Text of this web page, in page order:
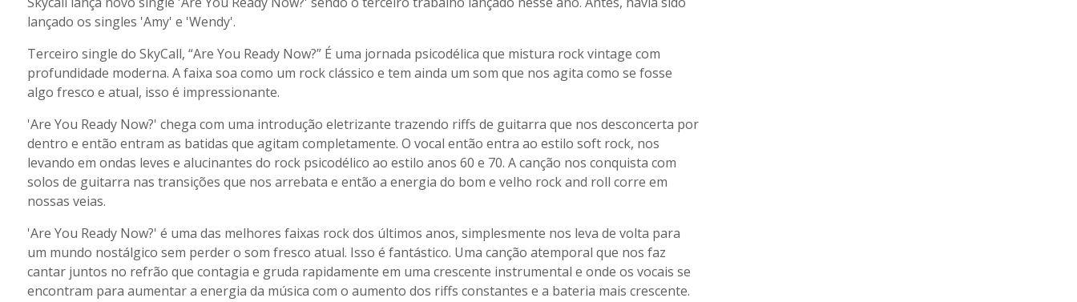
lançado os singles 'Amy' e 'Wendy'.
Terceiro single do SkyCall, “Are You Ready Now?” É uma jornada psicodélica que mistura rock vintage com
profundidade moderna. A faixa soa como um rock clássico e tem ainda um som que nos agita como se fosse
algo fresco e atual, isso é impressionante.
'Are You Ready Now?' chega com uma introdução eletrizante trazendo riffs de guitarra que nos desconcerta por
dentro e então entram as batidas que agitam completamente. O vocal então entra ao estilo soft rock, nos
levando em ondas leves e alucinantes do rock psicodélico ao estilo anos 60 e 70. A canção nos conquista com
solos de guitarra nas transições que nos arrebata e então a energia do bom e velho rock and roll corre em
nossas veias.
'Are You Ready Now?' é uma das melhores faixas rock dos últimos anos, simplesmente nos leva de volta para
um mundo nostálgico sem perder o som fresco atual. Isso é fantástico. Uma canção atemporal que nos faz
cantar juntos no refrão que contagia e gruda rapidamente em uma crescente instrumental e onde os vocais se
encontram para aumentar a energia da música com o aumento dos riffs constantes e a bateria mais crescente.